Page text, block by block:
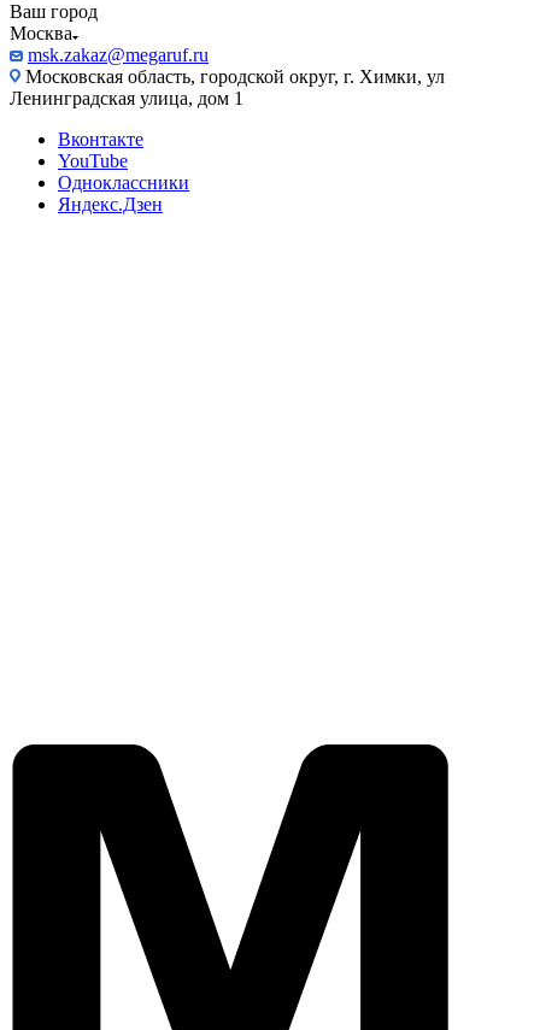
Ваш город
Москва
msk.zakaz@megaruf.ru
Московская область, городской округ, г. Химки, ул
Ленинградская улица, дом 1
Вконтакте
YouTube
Одноклассники
Яндекс.Дзен